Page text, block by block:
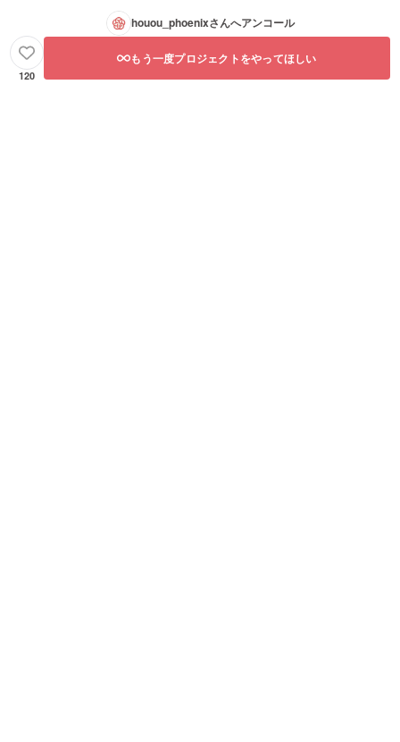
houou_phoenixさんへアンコール
120
もう一度プロジェクトをやってほしい